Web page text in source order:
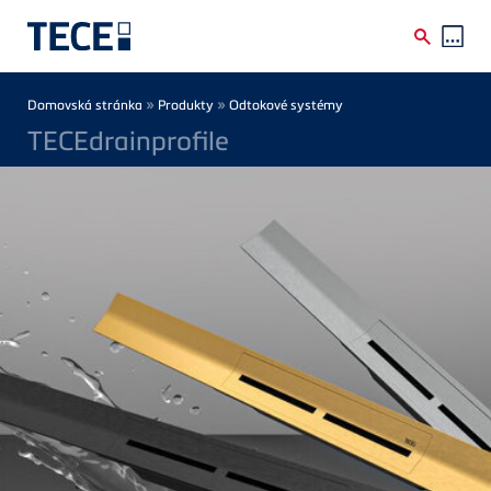
Breadcrumb
Domovská stránka » Produkty » Odtokové systémy
TECEdrainprofile